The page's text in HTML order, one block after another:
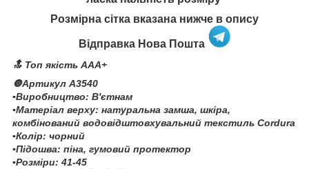
Розмірна сітка вказана нижче в опису
Відправка Нова Пошта
🔝 Топ якість AAA+
🔘Артикул A3540
▪️Виробництво: В'єтнам
▪️Матеріал верху: натуральна замша, шкіра,
комбінований водовідштовхувальний текстиль Cordura
▪️Колір: чорний
▪️Підошва: піна, гумовий протектор
▪️Розміри: 41-45